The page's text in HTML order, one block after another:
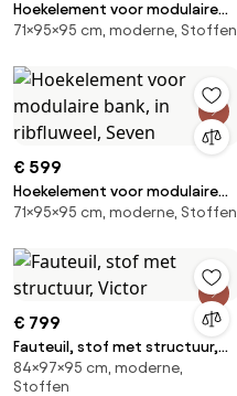
Hoekelement voor modulaire
bank, in fluweel met structuur,
71×95×95 cm, moderne, Stoffen
€ 599
Hoekelement voor modulaire
bank, in ribfluweel, Seven
71×95×95 cm, moderne, Stoffen
€ 799
Fauteuil, stof met structuur,
Victor
84×97×95 cm, moderne,
Stoffen